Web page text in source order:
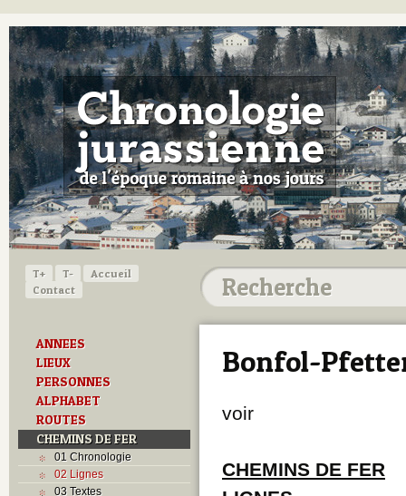
T+ T-
Accueil
Contact
ANNEES
LIEUX
PERSONNES
ALPHABET
ROUTES
CHEMINS DE FER
01 Chronologie
02 Lignes
03 Textes
Bonfol-
voir
CHEMINS DE FER